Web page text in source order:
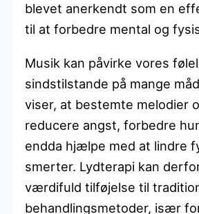
blevet anerkendt som en
til at forbedre mental og
Musik kan påvirke vores
sindstilstande på mange
viser, at bestemte melodier
reducere angst, forbedre
endda hjælpe med at lindre
smerter. Lydterapi kan
værdifuld tilføjelse til
behandlingsmetoder, især